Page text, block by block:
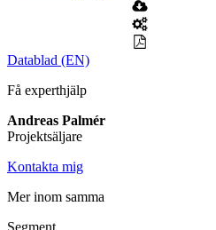
ServodrifterRoterande
MätskalorRäknare / Displayer
Maskinsäkerhet
Varningsljud
Övrigt
Datablad (EN)
Få experthjälp
Andreas Palmér
Projektsäljare
Kontakta mig
Mer inom samma
Segment